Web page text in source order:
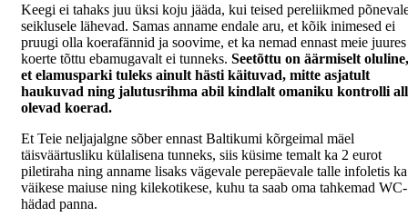
Keegi ei tahaks juu üksi koju jääda, kui teised pereliikmed
seiklusele lähevad. Samas anname endale aru, et kõik inimesed ei
pruugi olla koerafännid ja soovime, et ka nemad ennast meie juures
koerte tõttu ebamugavalt ei tunneks. Seetõttu on äärmiselt oluline,
et elamusparki tuleks ainult hästi käituvad, mitte asjatult
haukuvad ning jalutusrihma abil kindlalt omaniku kontrolli all
olevad koerad.
Et Teie neljajalgne sõber ennast Baltikumi kõrgeimal mäel
täisväärtusliku külalisena tunneks, siis küsime temalt ka 2 eurot
piletiraha ning anname lisaks vägevale perepäevale talle infoletis ka
väikese maiuse ning kilekotikese, kuhu ta saab oma tahkemad WC-
hädad panna.